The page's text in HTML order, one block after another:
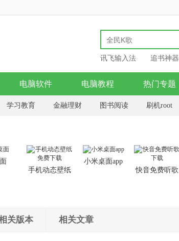
讯飞输入法 追书神器
电脑软件 电脑教程 热门专题
学习教育 金融理财 图书阅读 刷机root
手机动态壁纸
小米桌面app
快音免费听歌
关版本 相关文章